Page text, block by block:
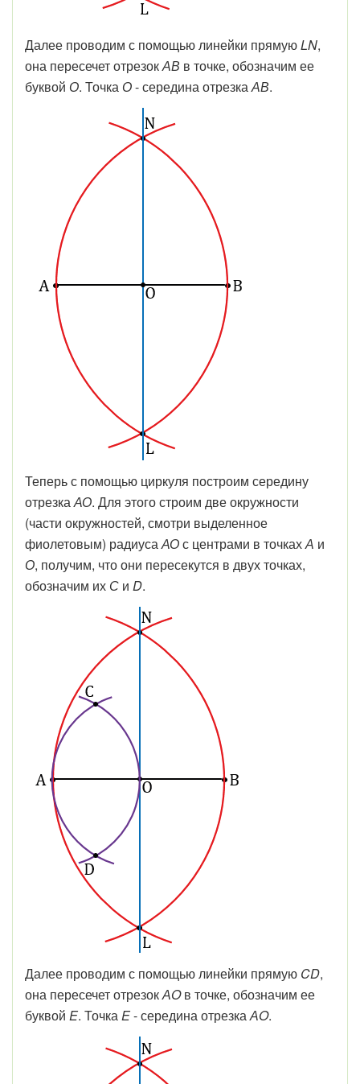
Далее проводим с помощью линейки прямуюLN,
она пересечет отрезокАВ в точке, обозначим ее
буквой О. Точка О- середина отрезкаАВ.
Теперь с помощью циркуля построим середину
отрезкаАО. Для этого строим две окружности
(части окружностей, смотри выделенное
фиолетовым) радиусаАОс центрами в точкахА и
О, получим, что они пересекутся в двух точках,
обозначим их С и D.
Далее проводим с помощью линейки прямую CD,
она пересечет отрезокАOв точке, обозначим ее
буквой E. ТочкаE- середина отрезкаАO.